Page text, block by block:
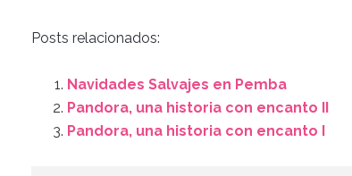
Posts relacionados:
Navidades Salvajes en Pemba
Pandora, una historia con encanto II
Pandora, una historia con encanto I